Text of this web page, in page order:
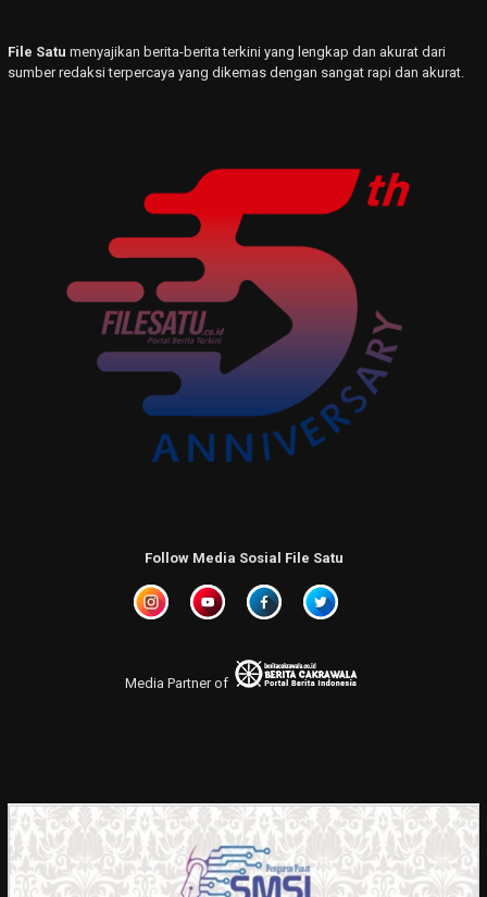
File Satu menyajikan berita-berita terkini yang lengkap dan akurat dari
sumber redaksi terpercaya yang dikemas dengan sangat rapi dan akurat.
Follow Media Sosial File Satu
Media Partner of